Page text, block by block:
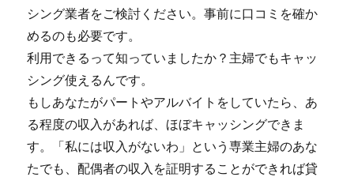
シング業者をご検討ください。事前に口コミを確か
めるのも必要です。
利用できるって知っていましたか？主婦でもキャッ
シング使えるんです。
もしあなたがパートやアルバイトをしていたら、あ
る程度の収入があれば、ほぼキャッシングできま
す。「私には収入がないわ」という専業主婦のあな
たでも、配偶者の収入を証明することができれば貸